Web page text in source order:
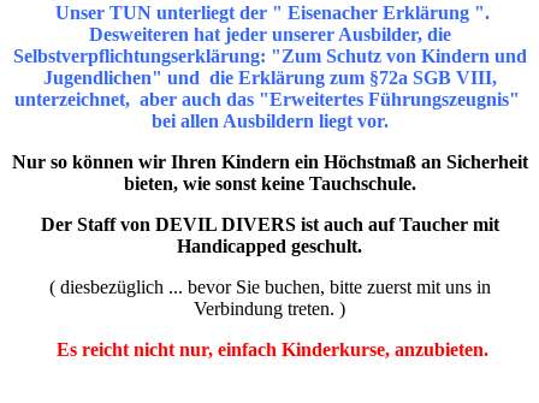
Unser TUN unterliegt der " Eisenacher Erklärung ".
Desweiteren hat jeder unserer Ausbilder, die
Selbstverpflichtungserklärung: "Zum Schutz von Kindern und
Jugendlichen" und die Erklärung zum §72a SGB VIII,
unterzeichnet, aber auch das "Erweitertes Führungszeugnis"
bei allen Ausbildern liegt vor.
Nur so können wir Ihren Kindern ein Höchstmaß an Sicherheit
bieten, wie sonst keine Tauchschule.
Der Staff von DEVIL DIVERS ist auch auf Taucher mit
Handicapped geschult.
( diesbezüglich ... bevor Sie buchen, bitte zuerst mit uns in
Verbindung treten. )
Es reicht nicht nur, einfach Kinderkurse, anzubieten.